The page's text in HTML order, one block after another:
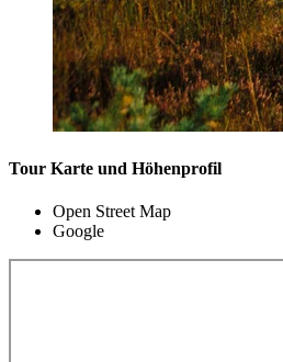
Tour Karte und Höhenprofil
Open Street Map
Google